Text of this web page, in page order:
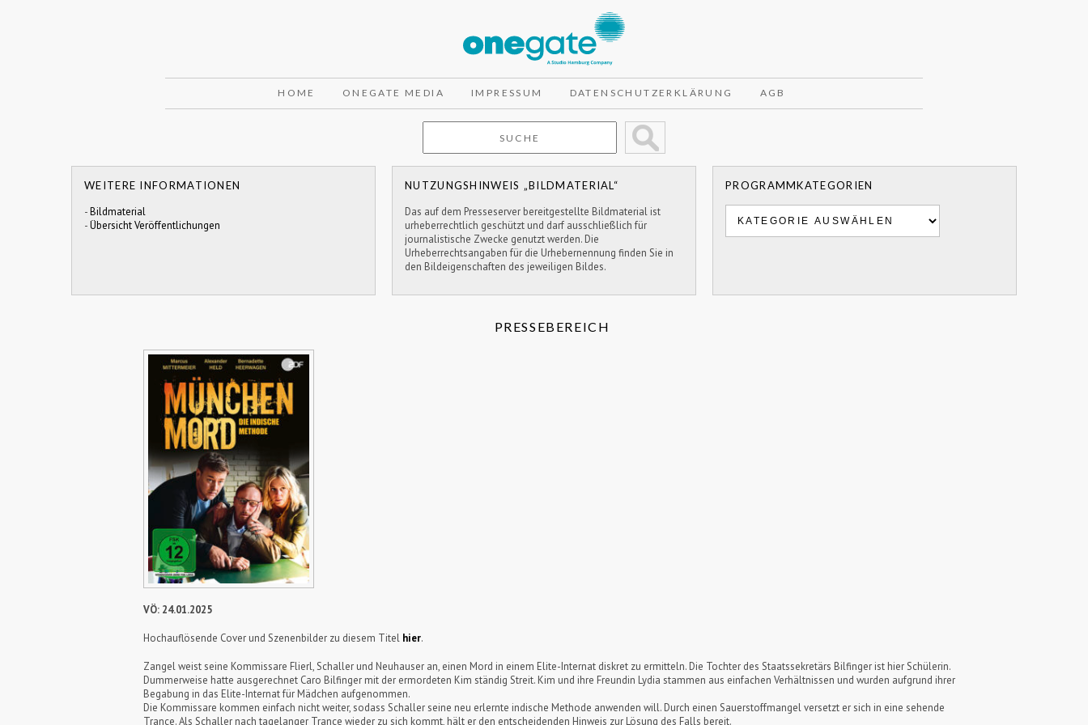
HOME ONEGATE MEDIA IMPRESSUM DATENSCHUTZERKLÄRUNG AGB
WEITERE INFORMATIONEN
-Bildmaterial
-Übersicht Veröffentlichungen
NUTZUNGSHINWEIS „BILDMATERIAL“
Das auf dem Presseserver bereitgestellte Bildmaterial ist
urheberrechtlich geschützt und darf ausschließlich für
journalistische Zwecke genutzt werden. Die
Urheberrechtsangaben für die Urhebernennung finden Sie in
den Bildeigenschaften des jeweiligen Bildes.
PROGRAMMKATEGORIEN
PRESSEBEREICH
VÖ: 24.01.2025
Hochauflösende Cover und Szenenbilder zu diesem Titel hier.
Zangel weist seine Kommissare Flierl, Schaller und Neuhauser an, einen Mord in einem Elite-Internat diskret zu ermitteln. Die Tochter des Staatssekretärs Bilfinger ist hier Schülerin.
Dummerweise hatte ausgerechnet Caro Bilfinger mit der ermordeten Kim ständig Streit. Kim und ihre Freundin Lydia stammen aus einfachen Verhältnissen und wurden aufgrund ihrer
Begabung in das Elite-Internat für Mädchen aufgenommen.
Die Kommissare kommen einfach nicht weiter, sodass Schaller seine neu erlernte indische Methode anwenden will. Durch einen Sauerstoffmangel versetzt er sich in eine sehende
Trance. Als Schaller nach tagelanger Trance wieder zu sich kommt, hält er den entscheidenden Hinweis zur Lösung des Falls bereit.